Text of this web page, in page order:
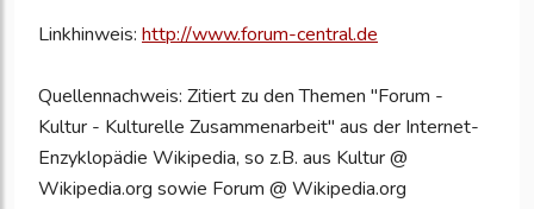
Linkhinweis: http://www.forum-central.de
Quellennachweis: Zitiert zu den Themen "Forum -
Kultur - Kulturelle Zusammenarbeit" aus der Internet-
Enzyklopädie Wikipedia, so z.B. aus Kultur @
Wikipedia.org sowie Forum @ Wikipedia.org